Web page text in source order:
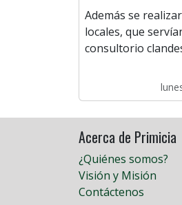
Además se
locales, que
consultorio
Acerca de Primicia
¿Quiénes somos?
Visión y Misión
Contáctenos